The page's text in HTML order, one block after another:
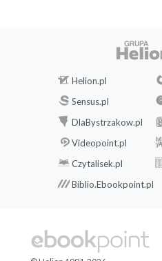
Helion.pl
Sensus.pl
DlaBystrzakow.pl
Videopoint.pl
Czytalisek.pl
Biblio.Ebookpoint.pl